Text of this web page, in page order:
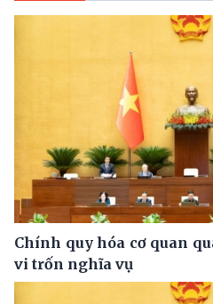
Chính quy hóa cơ quan
vi trốn nghĩa vụ